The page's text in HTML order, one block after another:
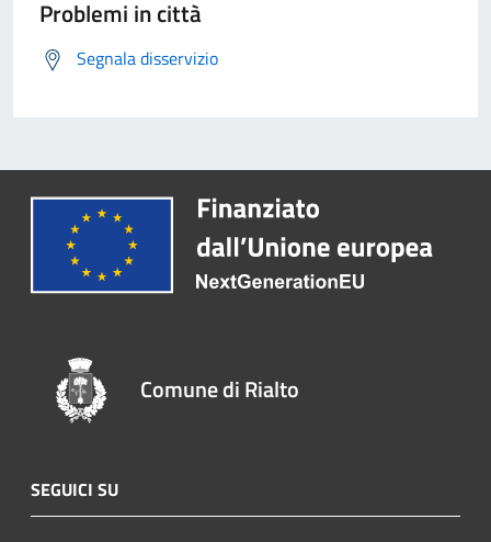
Problemi in città
Segnala disservizio
Comune di Rialto
SEGUICI SU